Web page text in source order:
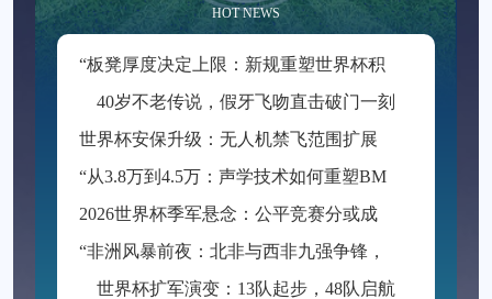
HOT NEWS
40岁不老传说，假牙飞吻直击破门一刻
世界杯扩军演变：13队起步，48队启航